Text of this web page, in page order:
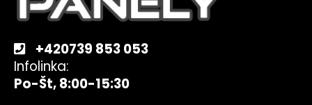
+420739 853 053
Infolinka:
Po-Št, 8:00-15:30